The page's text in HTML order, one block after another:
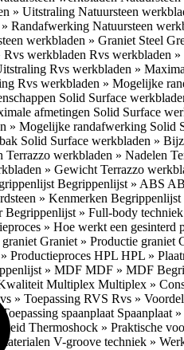
» Uitstraling Natuursteen
Randafwerking Natuursteen
werkbladen » Graniet Steel
werkbladen Rvs werkbladen »
Rvs werkbladen »
Rvs werkbladen » Mogelijke
Solid Surface
afmetingen Solid Surface
» Mogelijke randafwerking Solid
Solid Surface werkbladen »
Terrazzo werkbladen » Nadelen
» Gewicht Terrazzo
Begrippenlijst » ABS
» Kenmerken Begrippenlijst
Begrippenlijst » Full-body techniek
» Hoe werkt een gesinterd
graniet Graniet » Productie graniet
Productieproces HPL HPL »
» MDF MDF » MDF
Multiplex Multiplex »
» Toepassing RVS Rvs »
Toepassing spaanplaat Spaanplaat
Thermoshock » Praktische
V-groove techniek »